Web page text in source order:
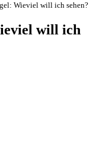
Wieviel will ich sehen?
will ich